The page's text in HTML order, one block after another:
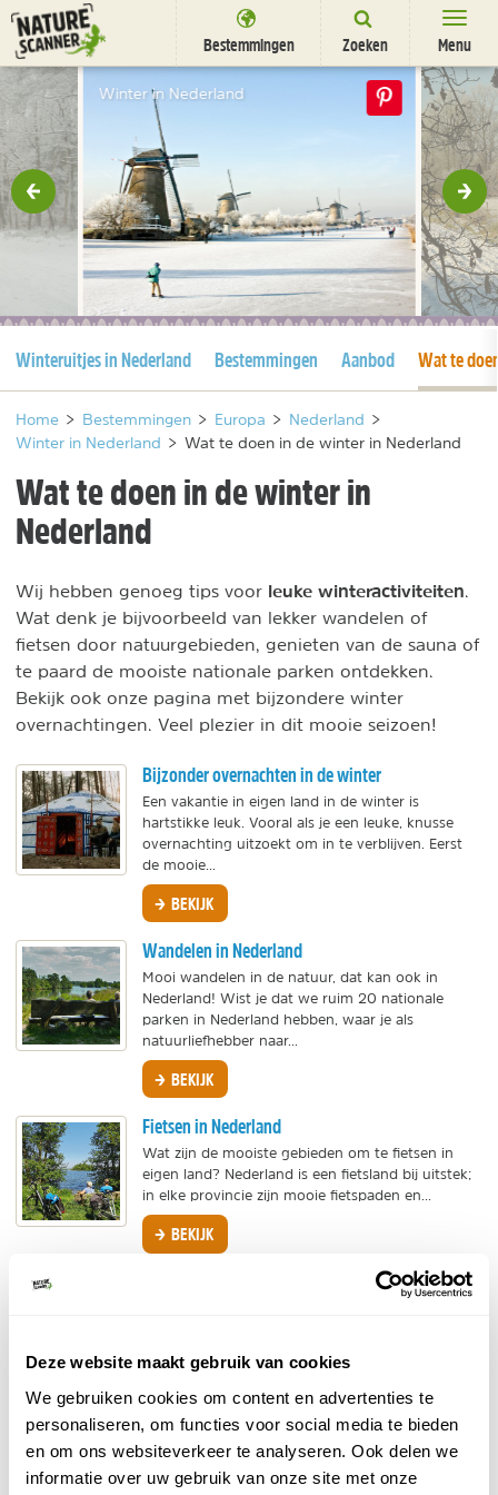
Deze website maakt gebruik van cookies
We gebruiken cookies om content en advertenties te
personaliseren, om functies voor social media te bieden
en om ons websiteverkeer te analyseren. Ook delen we
informatie over uw gebruik van onze site met onze
Ga
naar
content
Bestemmingen Zoeken Menu
Bestemmingen
Overnachten
Activiteiten
Natuurparken
Nieuwsbrief Uitgelicht
Winter in Nederland
Huidige pagina
Winteruitjes in Nederland Bestemmingen Aanbod Huidige
Wat te
Home > Bestemmingen > Europa > Nederland
>
Winter in Nederland
> Wat te doen in de winter in Nederland
Wat te doen in de winter in
Nederland
Wij hebben genoeg tips voor leuke winteractiviteiten
Wat denk je bijvoorbeeld van lekker wandelen of
fietsen door natuurgebieden, genieten van de sauna of
te paard de mooiste nationale parken ontdekken.
Bekijk ook onze pagina met bijzondere winter
overnachtingen. Veel plezier in dit mooie seizoen!
Bijzonder overnachten in de winter
Een vakantie in eigen land in de winter is
hartstikke leuk. Vooral als je een leuke, knusse
overnachting uitzoekt om in te verblijven. Eerst
de mooie...
BEKIJK
Wandelen in Nederland
Mooi wandelen in de natuur, dat kan ook in
Nederland! Wist je dat we ruim 20 nationale
parken in Nederland hebben, waar je als
natuurliefhebber naar...
BEKIJK
Fietsen in Nederland
Wat zijn de mooiste gebieden om te fietsen in
eigen land? Nederland is een fietsland bij uitstek;
in elke provincie zijn mooie fietspaden en...
BEKIJK
aanbieding biedt de...
BEKIJK
Paardrijden in Nederland
Diversiteit aan natuur en door het hele land een